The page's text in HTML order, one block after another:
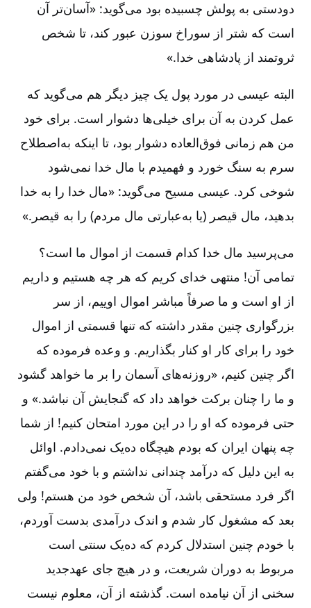
دودستی به پولش چسبیده بود می‌گوید: «آسان‌تر آن
است که شتر از سوراخ سوزن عبور کند، تا شخص
ثروتمند از پادشاهی خدا.»
البته عیسی در مورد پول یک چیز دیگر هم می‌گوید که
عمل کردن به آن برای خیلی‌ها دشوار است. برای خود
من هم زمانی فوق‌العاده دشوار بود، تا اینکه به‌اصطلاح
سرم به سنگ خورد و فهمیدم با مال خدا نمی‌شود
شوخی کرد. عیسی مسیح می‌گوید: «مال خدا را به خدا
بدهید، مال قیصر (یا به‌‌عبارتی مال مردم) را به قیصر.»
می‌پرسید مال خدا کدام قسمت از اموال ما است؟
تمامی آن! منتهی خدای کریم که هر چه هستیم و داریم
از او است و ما صرفاً مباشر اموال اوییم، از سر
بزرگواری چنین مقدر داشته که تنها قسمتی از اموال
خود را برای کار او کنار بگذاریم. و وعده فرموده که
اگر چنین کنیم، «روزنه‌های آسمان را بر ما خواهد گشود
و ما را چنان برکت خواهد داد که گنجایش آن نباشد.» و
حتی فرموده که او را در این مورد امتحان کنیم! از شما
چه پنهان ایران که بودم هیچگاه ده‌یک نمی‌دادم. اوائل
به این دلیل که درآمد چندانی نداشتم و با خود می‌گفتم
اگر فرد مستحقی باشد، آن شخص خود من هستم! ولی
بعد که مشغول کار شدم و اندک درآمدی بدست آوردم،
با خودم چنین استدلال کردم که ده‌یک سنتی است
مربوط به دوران شریعت، و در هیچ جای عهدجدید
سخنی از آن نیامده است. گذشته از آن، معلوم نیست